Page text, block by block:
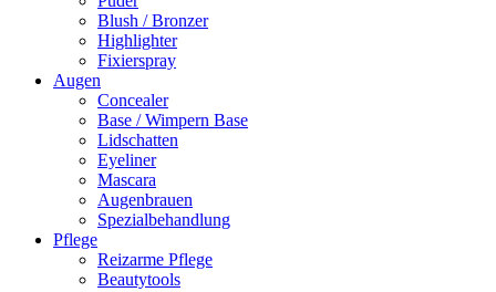
Blush / Bronzer
Highlighter
Fixierspray
Augen
Concealer
Base / Wimpern Base
Lidschatten
Eyeliner
Mascara
Augenbrauen
Spezialbehandlung
Pflege
Reizarme Pflege
Beautytools